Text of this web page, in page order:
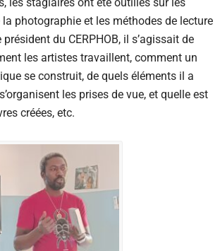
photographie et les méthodes de lecture
président du CERPHOB, il s’agissait de
les artistes travaillent, comment un
se construit, de quels éléments il a
les prises de vue, et quelle est
créées, etc.